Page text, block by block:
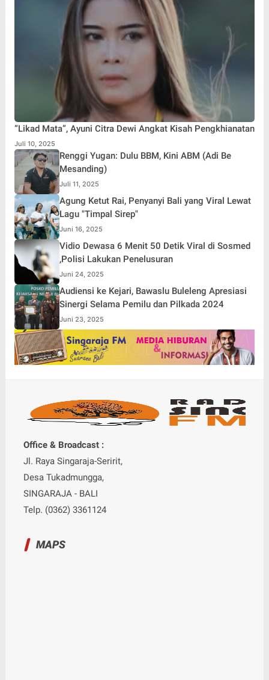
“Likad Mata”, Ayuni Citra Dewi Angkat Kisah Pengkhianatan
Juli 10, 2025
Renggi Yugan: Dulu BBM, Kini ABM (Adi Be
Mesanding)
Juli 11, 2025
Agung Ketut Rai, Penyanyi Bali yang Viral Lewat
Lagu "Timpal Sirep"
Juni 16, 2025
Vidio Dewasa 6 Menit 50 Detik Viral di Sosmed
,Polisi Lakukan Penelusuran
Juni 24, 2025
Audiensi ke Kejari, Bawaslu Buleleng Apresiasi
Sinergi Selama Pemilu dan Pilkada 2024
Juni 23, 2025
Office & Broadcast :
Jl. Raya Singaraja-Seririt,
Desa Tukadmungga,
SINGARAJA - BALI
Telp. (0362) 3361124
MAPS